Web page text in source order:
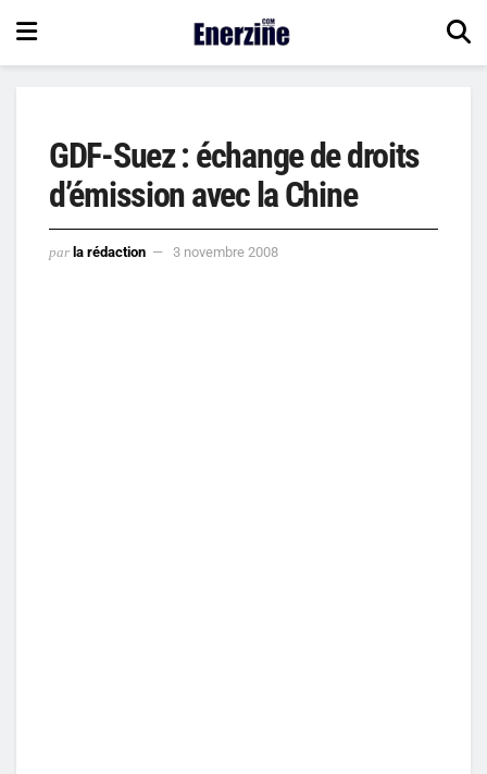
GDF-Suez : échange de droits
d’émission avec la Chine
par la rédaction 3 novembre 2008